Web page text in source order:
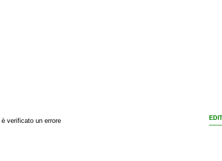
verificato un errore